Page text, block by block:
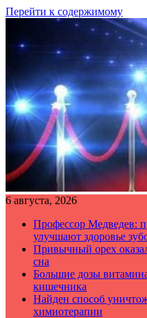
Перейти к содержимому
6 августа, 2026
Профессор Медведев:
улучшают здоровье
Привычный орех
сна
Большие дозы
кишечника
Найден способ
химиотерапии